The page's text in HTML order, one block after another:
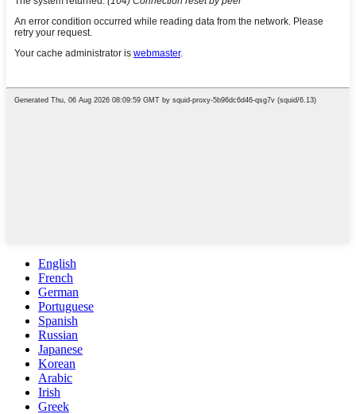
English
French
German
Portuguese
Spanish
Russian
Japanese
Korean
Arabic
Irish
Greek